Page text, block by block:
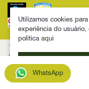
WhatsApp
Todos os Direitos
INTERNET LTDA - CNPJ
835, Centro, CEP
Utilizamos cookies
experiência do usuário,
política aqui